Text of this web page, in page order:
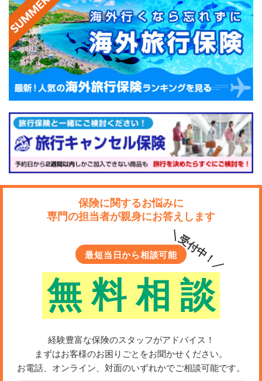
保険に関するお悩みに
専門の担当者が親身にお答えします
最短当日から相談可能
無 料 相 談
＼受付中！／
経験豊富な保険のスタッフがアドバイス！
まずはお客様のお困りごとをお聞かせください。
お電話、オンライン、対面のいずれかでご相談可能です。